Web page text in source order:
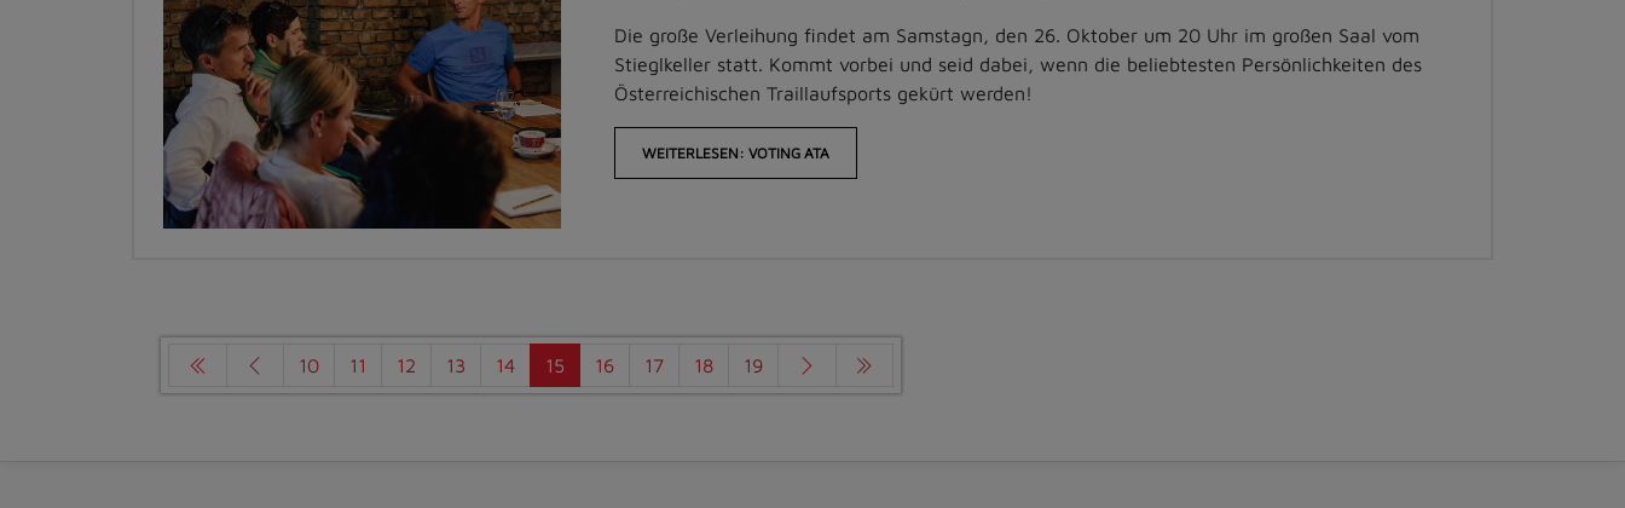
Die große Verleihung findet am Samstagn, den 26. Oktober um 20 Uhr im großen Saal vom
Stieglkeller statt. Kommt vorbei und seid dabei, wenn die beliebtesten Persönlichkeiten des
Österreichischen Traillaufsports gekürt werden!
WEITERLESEN: VOTING ATA
10 11 12 13 14 15 16 17 18 19